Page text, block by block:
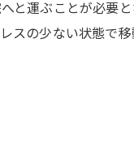
と運ぶことが必要
スの少ない状態で